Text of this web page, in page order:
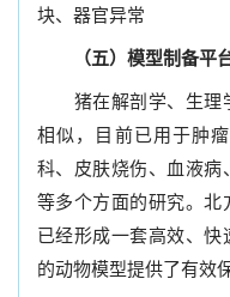
块、器官异常
（五）模型制备平
猪在解剖学、生理
相似，目前已用于肿
科、皮肤烧伤、血液病
等多个方面的研究。北
已经形成一套高效、
的动物模型提供了有效